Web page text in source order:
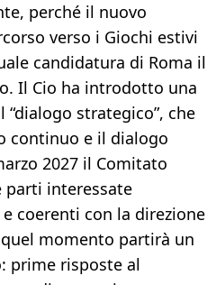
perché il nuovo
verso i Giochi estivi
candidatura di Roma il
Il Cio ha introdotto una
strategico”, che
continuo e il dialogo
2027 il Comitato
parti interessate
coerenti con la direzione
momento partirà un
prime risposte al